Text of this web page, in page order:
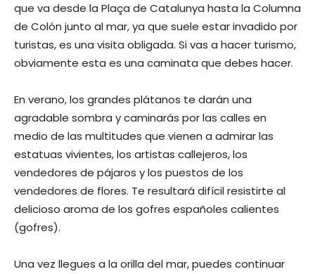
que va desde la Plaça de Catalunya hasta la Columna
de Colón junto al mar, ya que suele estar invadido por
turistas, es una visita obligada. Si vas a hacer turismo,
obviamente esta es una caminata que debes hacer.
En verano, los grandes plátanos te darán una
agradable sombra y caminarás por las calles en
medio de las multitudes que vienen a admirar las
estatuas vivientes, los artistas callejeros, los
vendedores de pájaros y los puestos de los
vendedores de flores. Te resultará difícil resistirte al
delicioso aroma de los gofres españoles calientes
(gofres).
Una vez llegues a la orilla del mar, puedes continuar